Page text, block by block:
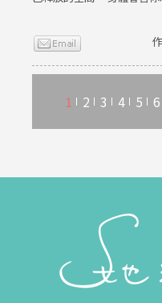
1 2 3 4 5 6